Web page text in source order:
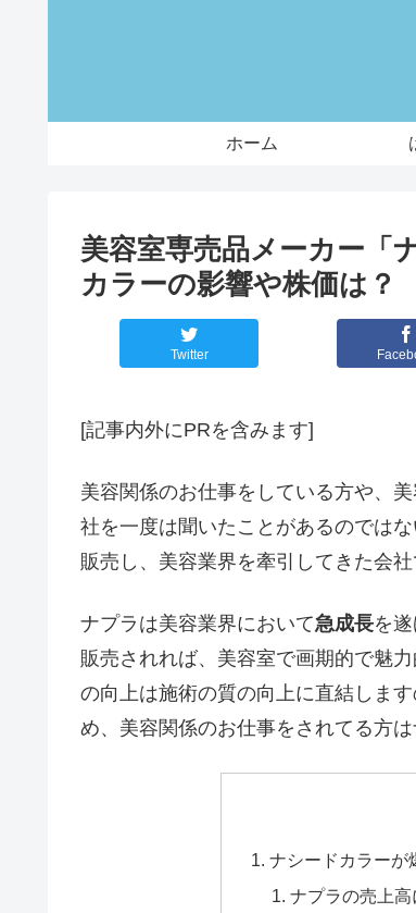
ホーム
美容室専売品メーカー「
カラーの影響や株価は？
Twitter
[記事内外にPRを含みます]
美容関係のお仕事をしている方や、
社を一度は聞いたことがあるのでは
販売し、美容業界を牽引してきた会社
ナプラは美容業界において急成長を
販売されれば、美容室で画期的で魅
の向上は施術の質の向上に直結しま
め、美容関係のお仕事をされてる方
ナシードカラーが
ナプラの売上